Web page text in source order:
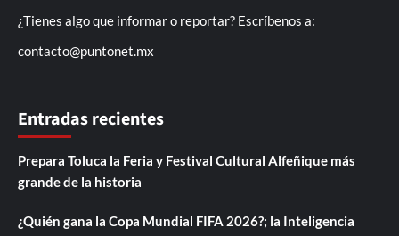
¿Tienes algo que informar o reportar? Escríbenos a:
contacto@puntonet.mx
Entradas recientes
Prepara Toluca la Feria y Festival Cultural Alfeñique más
grande de la historia
¿Quién gana la Copa Mundial FIFA 2026?; la Inteligencia